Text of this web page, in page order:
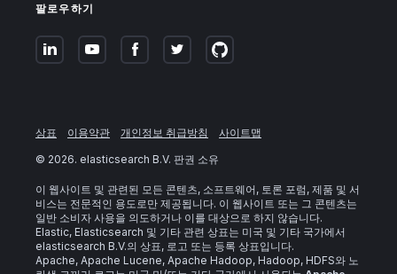
팔로우하기
상표 이용약관 개인정보 취급방침
사이트맵
© 2026. elasticsearch B.V. 판권 소유
이 웹사이트 및 관련된 모든 콘텐츠, 소프트웨어, 토론 포럼, 제품 및 서
비스는 전문적인 용도로만 제공됩니다. 이 웹사이트 또는 그 콘텐츠는
일반 소비자 사용을 의도하거나 이를 대상으로 하지 않습니다.
Elastic, Elasticsearch 및 기타 관련 상표는 미국 및 기타 국가에서
elasticsearch B.V.의 상표, 로고 또는 등록 상표입니다.
Apache, Apache Lucene, Apache Hadoop, Hadoop, HDFS와 노